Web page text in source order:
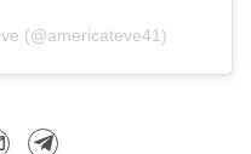
(@americateve41)